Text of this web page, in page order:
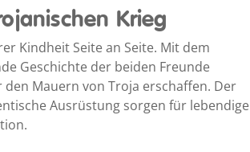
Krieg
Kindheit Seite an Seite. Mit dem
Geschichte der beiden Freunde
Mauern von Troja erschaffen. Der
Ausrüstung sorgen für lebendige